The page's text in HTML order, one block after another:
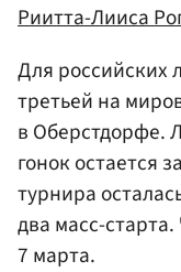
Риитта-Лииса
Для российских
третьей на
в Оберстдорфе.
гонок остается
турнира
два масс-
7 марта.